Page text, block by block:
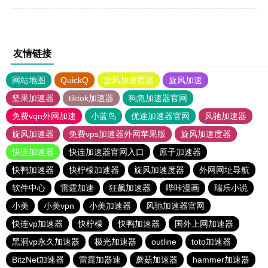
友情链接
网站地图 QuickQ 旋风加速度器
旋风加速
坚果加速器
tiktok加速器
狗急加速器官网
免费vqn外网加速
小蓝鸟 优途加速器官网
风驰加速器
旋风加速器
免费vps加速器外网苹果版
旋风加速度器
快连加速器
快连加速器官网入口
原子加速器
快鸭加速器
快柠檬加速器 旋风加速度器
外网网址导航
软件中心
雷霆加速 狂飙加速器 哔咔漫画
瑞乐小说
小美
小美vpn 小美加速器
风驰加速器官网
快连vp加速器
快柠檬 快鸭加速器
国外上网加速器
黑洞vp永久加速器
极光加速器 outline
toto加速器
BitzNet加速器
雷霆加器速 蘑菇加速器 hammer加速器